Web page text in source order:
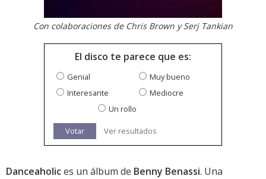
Con colaboraciones de Chris Brown y Serj Tankian
El disco te parece que es:
Genial
Muy bueno
Interesante
Mediocre
Un rollo
Votar Ver resultados
Danceaholices un álbum de Benny Benassi. Una